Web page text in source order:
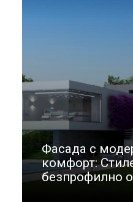
Фасада с
комфорт:
безпрофилно